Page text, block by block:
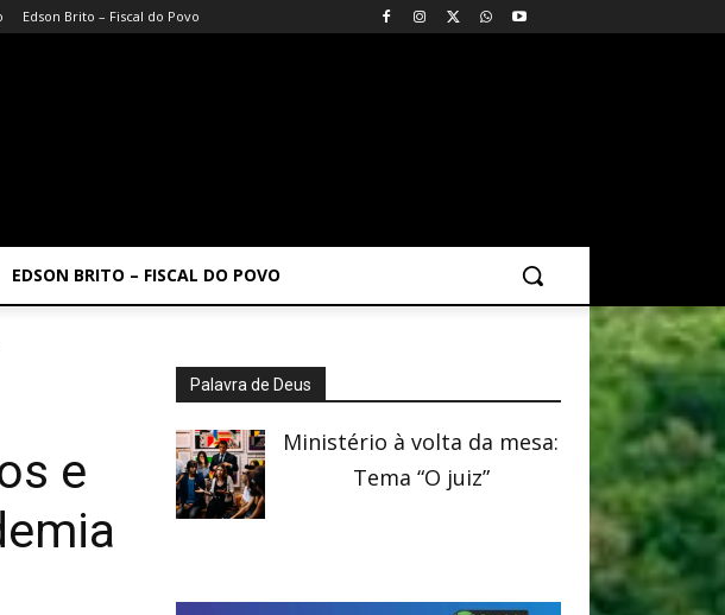
Edson Brito – Fiscal do Povo
EDSON BRITO – FISCAL DO POVO
e
Palavra de Deus
Ministério à volta da mesa:
Tema “O juiz”